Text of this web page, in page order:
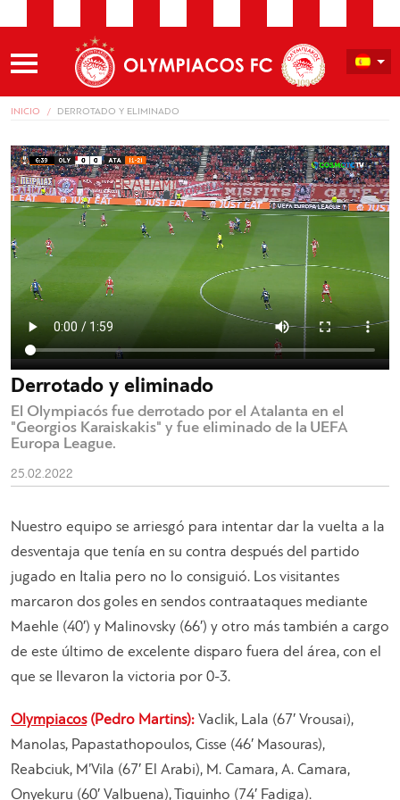
INICIO DERROTADO Y ELIMINADO
Derrotado y eliminado
El Olympiacós fue derrotado por el Atalanta en el
"Georgios Karaiskakis" y fue eliminado de la UEFA
Europa League.
25.02.2022
Nuestro equipo se arriesgó para intentar dar la vuelta a la
desventaja que tenía en su contra después del partido
jugado en Italia pero no lo consiguió. Los visitantes
marcaron dos goles en sendos contraataques mediante
Maehle (40′) y Malinovsky (66′) y otro más también a cargo
de este último de excelente disparo fuera del área, con el
que se llevaron la victoria por 0-3.
Olympiacos(Pedro Martins): Vaclik, Lala (67′ Vrousai),
Manolas, Papastathopoulos, Cisse (46′ Masouras),
Reabciuk, M’Vila (67′ El Arabi), M. Camara, A. Camara,
Onyekuru (60′ Valbuena), Tiquinho (74′ Fadiga).